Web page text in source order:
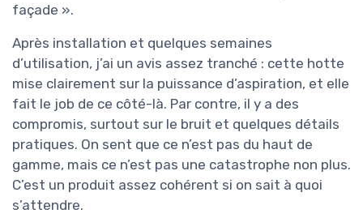
façade ».
Après installation et quelques semaines
d’utilisation, j’ai un avis assez tranché : cette hotte
mise clairement sur la puissance d’aspiration, et elle
fait le job de ce côté-là. Par contre, il y a des
compromis, surtout sur le bruit et quelques détails
pratiques. On sent que ce n’est pas du haut de
gamme, mais ce n’est pas une catastrophe non plus.
C’est un produit assez cohérent si on sait à quoi
s’attendre.